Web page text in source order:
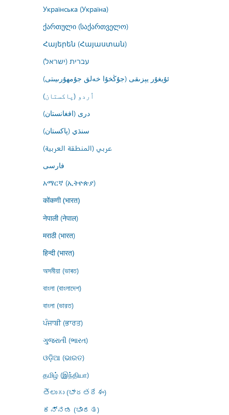
Українська (Україна)
ქართული (საქართველო)
Հայերեն (Հայաստան)
עברית (ישראל)
ئۇيغۇر يېزىقى (جۇڭخۇا خەلق جۇمھۇرىيىتى)
اُردو (پاکستان)
درى (افغانستان)
سنڌي (پاکستان)
عربي (المنطقة العربية)
فارسى
አማርኛ (ኢትዮጵያ)
कोंकणी (भारत)
नेपाली (नेपाल)
मराठी (भारत)
हिन्दी (भारत)
অসমীয়া (ভাৰত)
বাংলা (বাংলাদেশ)
বাংলা (ভারত)
ਪੰਜਾਬੀ (ਭਾਰਤ)
ગુજરાતી (ભારત)
ଓଡ଼ିଆ (ଭାରତ)
தமிழ் (இந்தியா)
తెలుగు (భారతదేశం)
ಕನ್ನಡ (ಭಾರತ)